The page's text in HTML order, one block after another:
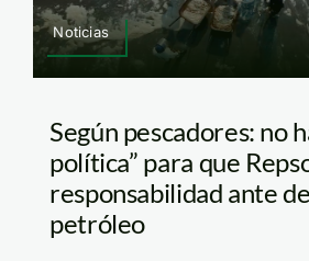
Noticias
Según pescadores: no
política” para que
responsabilidad ante
petróleo